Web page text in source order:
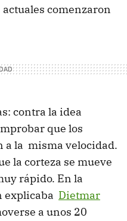
comenzaron
contra la idea
que los
a la misma velocidad.
la corteza se mueve
rápido. En la
explicaba Dietmar
a unos 20